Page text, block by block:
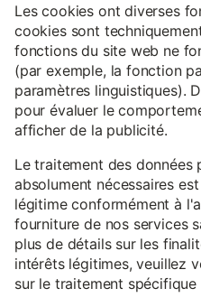
Les cookies ont diverses
cookies sont
fonctions du site web ne
(par exemple, la fonction
paramètres linguistiques).
pour évaluer le
afficher de la publicité.
Le traitement des
absolument nécessaires
légitime conformément à
fourniture de nos services
plus de détails sur les
intérêts légitimes, veuillez
sur le traitement spécifique